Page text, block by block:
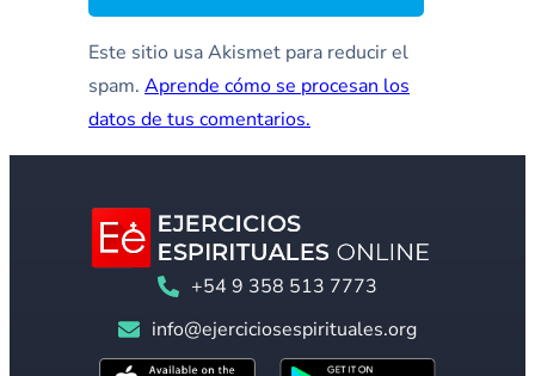
Este sitio usa Akismet para reducir el
spam. Aprende cómo se procesan los
datos de tus comentarios.
+54 9 358 513 7773
info@ejerciciosespirituales.org